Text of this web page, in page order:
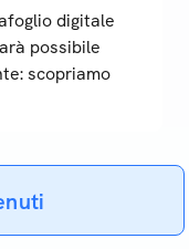
digitale
possibile
scopriamo